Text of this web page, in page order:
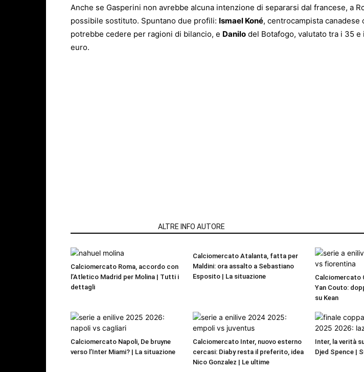
Anche se Gasperini non avrebbe alcuna intenzione di separarsi dal francese, a
possibile sostituto. Spuntano due profili: Ismael Koné, centrocampista canadese
potrebbe cedere per ragioni di bilancio, e Danilo del Botafogo, valutato tra i 35
euro.
ALTRE INFO AUTORE
Calciomercato Roma, accordo con
l’Atletico Madrid per Molina | Tutti i
dettagli
Calciomercato Atalanta, fatta per
Maldini: ora assalto a Sebastiano
Esposito | La situazione
Calciomercato
Yan Couto:
su Kean
Calciomercato Napoli, De bruyne
verso l’Inter Miami? | La situazione
Calciomercato Inter, nuovo esterno
cercasi: Diaby resta il preferito, idea
Nico Gonzalez | Le ultime
Inter, la verità
Djed Spence |